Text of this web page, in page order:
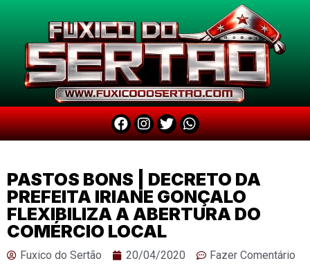
PASTOS BONS | DECRETO DA
PREFEITA IRIANE GONÇALO
FLEXIBILIZA A ABERTURA DO
COMÉRCIO LOCAL
Fuxico do Sertão 20/04/2020 Fazer Comentário